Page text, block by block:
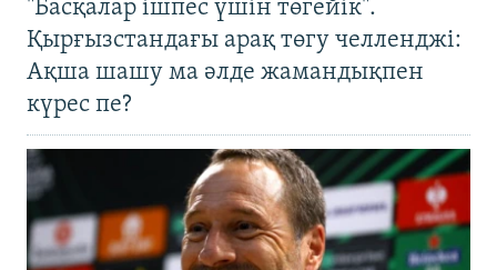
"Басқалар ішпес үшін төгейік".
Қырғызстандағы арақ төгу челленджі:
Ақша шашу ма әлде жамандықпен
күрес пе?